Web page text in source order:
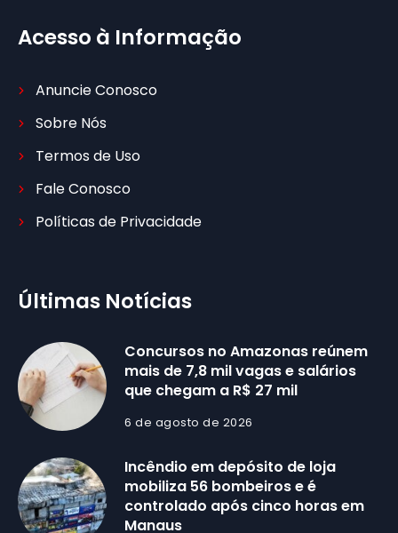
Acesso à Informação
Anuncie Conosco
Sobre Nós
Termos de Uso
Fale Conosco
Políticas de Privacidade
Últimas Notícias
Concursos no Amazonas reúnem
mais de 7,8 mil vagas e salários
que chegam a R$ 27 mil
6 de agosto de 2026
Incêndio em depósito de loja
mobiliza 56 bombeiros e é
controlado após cinco horas em
Manaus